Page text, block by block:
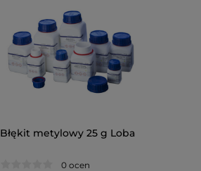
Błękit metylowy 25 g Loba
0 ocen